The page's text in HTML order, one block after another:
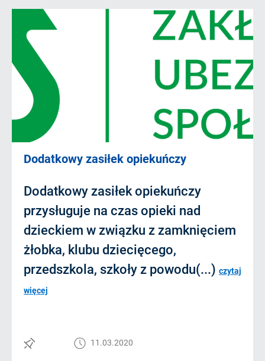
Dodatkowy zasiłek opiekuńczy
Dodatkowy zasiłek opiekuńczy
przysługuje na czas opieki nad
dzieckiem w związku z zamknięciem
żłobka, klubu dziecięcego,
przedszkola, szkoły z powodu(...) czytaj
więcej
11.03.2020